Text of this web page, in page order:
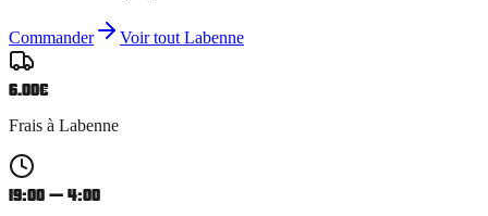
Commander Voir tout Labenne
6.00€
Frais à Labenne
19:00 — 4:00